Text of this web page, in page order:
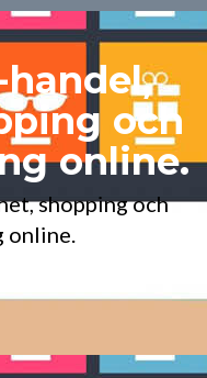
och
online.
shopping och
online.